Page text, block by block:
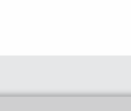
シア